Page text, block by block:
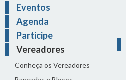
Eventos
Agenda
Participe
Vereadores
Conheça os Vereadores